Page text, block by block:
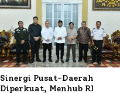
Sinergi Pusat-Daerah
Diperkuat, Menhub RI